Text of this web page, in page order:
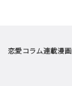
恋愛コラム連載漫画